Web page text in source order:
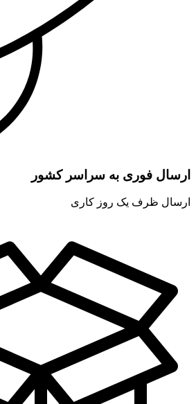
ارسال فوری به سراسر کشور
ارسال ظرف یک روز کاری